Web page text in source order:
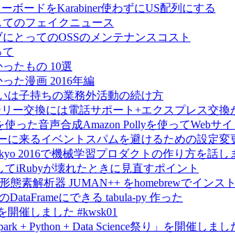
ボードをKarabiner使わずにUS配列にする
のフェイクニュース
とってのOSSのメンテナンスコスト
たもの 10選
た漫画 2016年編
は子持ちの業務外活動の続け方
リー交換には電話サポート+エクスプレス交換
使った音声合成Amazon Pollyを使ってWebサ
に来るイベントスパムを避けるための設定変
2016で機械学習プロダクトの作り方を話し
てiRubyが壊れたときに見直すポイント
態素解析器 JUMAN++ をhomebrewでインス
DataFrameにできる tabula-py 作った
開催しました #kwsk01
+ Python + Data Science祭り」を開催しま